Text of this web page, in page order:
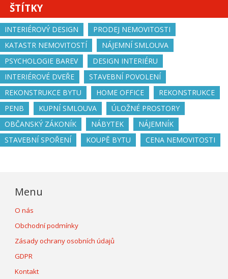
ŠTÍTKY
INTERIÉROVÝ DESIGN
PRODEJ NEMOVITOSTI
KATASTR NEMOVITOSTÍ
NÁJEMNÍ SMLOUVA
PSYCHOLOGIE BAREV
DESIGN INTERIÉRU
INTERIÉROVÉ DVEŘE
STAVEBNÍ POVOLENÍ
REKONSTRUKCE BYTU
HOME OFFICE
REKONSTRUKCE
PENB
KUPNÍ SMLOUVA
ÚLOŽNÉ PROSTORY
OBČANSKÝ ZÁKONÍK
NÁBYTEK
NÁJEMNÍK
STAVEBNÍ SPOŘENÍ
KOUPĚ BYTU CENA NEMOVITOSTI
Menu
O nás
Obchodní podmínky
Zásady ochrany osobních údajů
GDPR
Kontakt